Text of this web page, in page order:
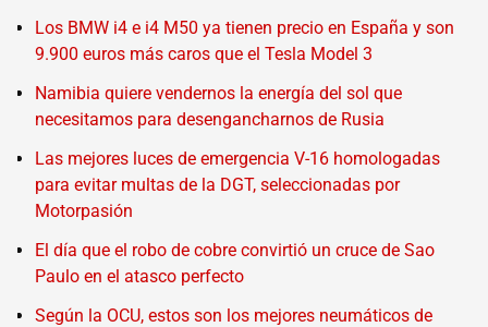
Los BMW i4 e i4 M50 ya tienen precio en España y son
9.900 euros más caros que el Tesla Model 3
Namibia quiere vendernos la energía del sol que
necesitamos para desengancharnos de Rusia
Las mejores luces de emergencia V-16 homologadas
para evitar multas de la DGT, seleccionadas por
Motorpasión
El día que el robo de cobre convirtió un cruce de Sao
Paulo en el atasco perfecto
Según la OCU, estos son los mejores neumáticos de